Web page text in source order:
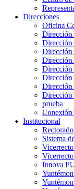
Direcciones
Oficina
Dirección
Dirección
Dirección
Dirección
Dirección
Dirección
Dirección
Dirección
prueba
Conexión
Institucional
Rectorado
Sistema
Innova